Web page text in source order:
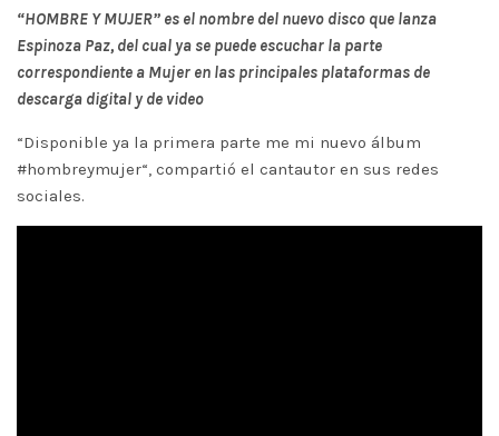
“HOMBRE Y MUJER” es el nombre del nuevo disco que lanza
Espinoza Paz, del cual ya se puede escuchar la parte
correspondiente a Mujer en las principales plataformas de
descarga digital y de video
“Disponible ya la primera parte me mi nuevo álbum
#hombreymujer“, compartió el cantautor en sus redes
sociales.